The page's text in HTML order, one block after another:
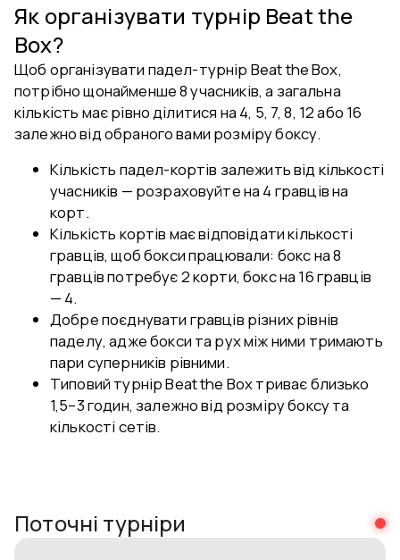
Як організувати турнір Beat the
Box?
Щоб організувати падел-турнір Beat the Box,
потрібно щонайменше 8 учасників, а загальна
кількість має рівно ділитися на 4, 5, 7, 8, 12 або 16
залежно від обраного вами розміру боксу.
Кількість падел-кортів залежить від кількості
учасників — розраховуйте на 4 гравців на
корт.
Кількість кортів має відповідати кількості
гравців, щоб бокси працювали: бокс на 8
гравців потребує 2 корти, бокс на 16 гравців
— 4.
Добре поєднувати гравців різних рівнів
паделу, адже бокси та рух між ними тримають
пари суперників рівними.
Типовий турнір Beat the Box триває близько
1,5–3 годин, залежно від розміру боксу та
кількості сетів.
Поточні турніри